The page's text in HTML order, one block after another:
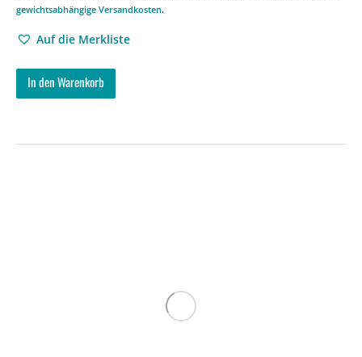
gewichtsabhängige Versandkosten.
Auf die Merkliste
In den Warenkorb